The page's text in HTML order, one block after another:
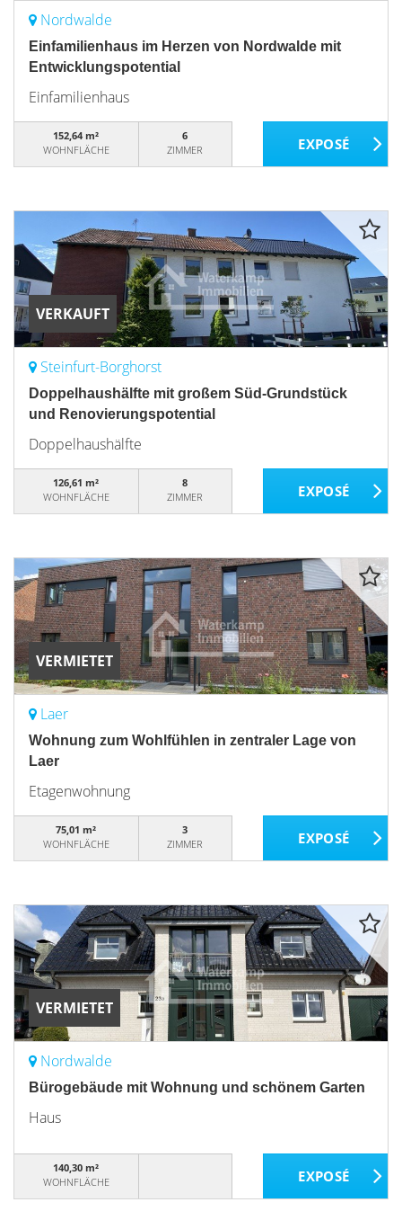
Nordwalde
Einfamilienhaus im Herzen von Nordwalde mit
Entwicklungspotential
Einfamilienhaus
152,64 m²
WOHNFLÄCHE
6
ZIMMER
VERKAUFT
Steinfurt-Borghorst
Doppelhaushälfte mit großem Süd-Grundstück
und Renovierungspotential
Doppelhaushälfte
126,61 m²
WOHNFLÄCHE
8
ZIMMER
VERMIETET
Laer
Wohnung zum Wohlfühlen in zentraler Lage von
Laer
Etagenwohnung
75,01 m²
WOHNFLÄCHE
3
ZIMMER
VERMIETET
Nordwalde
Bürogebäude mit Wohnung und schönem Garten
Haus
140,30 m²
WOHNFLÄCHE